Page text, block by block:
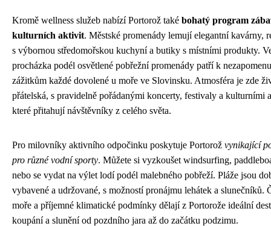
Kromě wellness služeb nabízí Portorož také bohatý program
kulturních aktivit. Městské promenády lemují elegantní kavárny,
s výbornou středomořskou kuchyní a butiky s místními produkty.
procházka podél osvětlené pobřežní promenády patří k
zážitkům každé dovolené u moře ve Slovinsku. Atmosféra je zde
přátelská, s pravidelně pořádanými koncerty, festivaly a kulturními
které přitahují návštěvníky z celého světa.
Pro milovníky aktivního odpočinku poskytuje Portorož vynikající
pro různé vodní sporty. Můžete si vyzkoušet windsurfing,
nebo se vydat na výlet lodí podél malebného pobřeží. Pláže jsou
vybavené a udržované, s možností pronájmu lehátek a slunečníků.
moře a příjemné klimatické podmínky dělají z Portorože ideální
koupání a slunění od pozdního jara až do začátku podzimu.